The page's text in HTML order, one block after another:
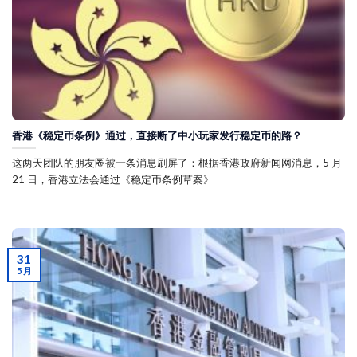
香港《稳定币条例》通过，直接断了中小玩家发行稳定币的路？
这两天团队的朋友圈被一条消息刷屏了：根据香港政府新闻网消息，5 月
21 日，香港立法会通过《稳定币条例草案》
31
5 月